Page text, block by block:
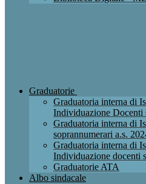
Graduatorie
Graduatoria interna di
Individuazione Docenti
Graduatoria interna di
soprannumerari a.s.
Graduatoria interna di
Individuazione docenti
Graduatorie ATA
Albo sindacale